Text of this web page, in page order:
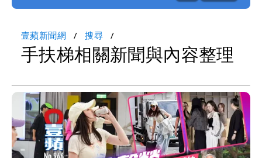
壹蘋新聞網 搜尋
手扶梯相關新聞與內容整理